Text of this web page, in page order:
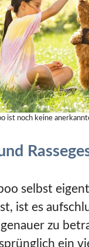
ist noch keine
selbst
ist es
zu
ein